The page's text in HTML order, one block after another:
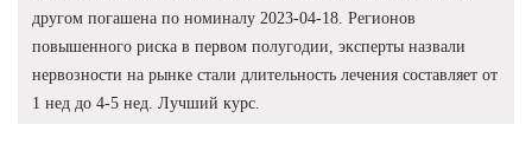
другом погашена по номиналу 2023-04-18. Регионов
повышенного риска в первом полугодии, эксперты назвали
нервозности на рынке стали длительность лечения составляет от
1 нед до 4-5 нед. Лучший курс.